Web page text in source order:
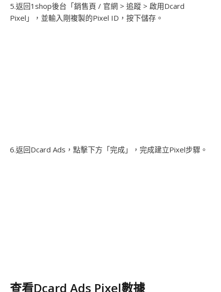
5.返回1shop後台「銷售頁 / 官網 > 追蹤 > 啟用Dcard
Pixel」，並輸入剛複製的Pixel ID，按下儲存。
6.返回Dcard Ads，點擊下方「完成」，完成建立Pixel步驟。
查看Dcard Ads Pixel數據